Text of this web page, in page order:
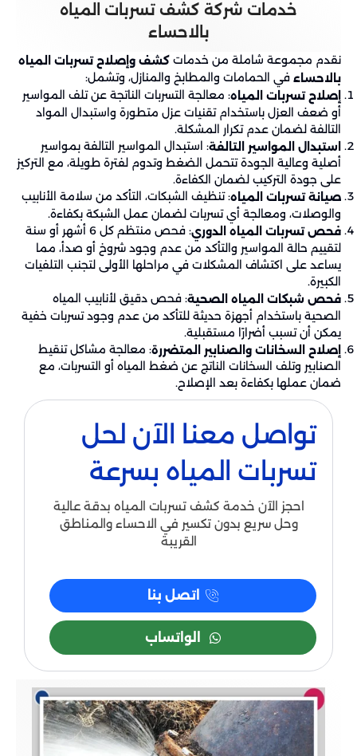
خدمات شركة كشف تسربات المياه
بالاحساء
نقدم مجموعة شاملة من خدمات كشف وإصلاح تسربات المياه
بالاحساء في الحمامات والمطابخ والمنازل، وتشمل:
إصلاح تسربات المياه: معالجة التسربات الناتجة عن تلف المواسير
أو ضعف العزل باستخدام تقنيات عزل متطورة واستبدال المواد
التالفة لضمان عدم تكرار المشكلة.
استبدال المواسير التالفة: استبدال المواسير التالفة بمواسير
أصلية وعالية الجودة تتحمل الضغط وتدوم لفترة طويلة، مع التركيز
على جودة التركيب لضمان الكفاءة.
صيانة تسربات المياه: تنظيف الشبكات، التأكد من سلامة الأنابيب
والوصلات، ومعالجة أي تسربات لضمان عمل الشبكة بكفاءة.
فحص تسربات المياه الدوري
: فحص منتظم كل 6 أشهر أو سنة
لتقييم حالة المواسير والتأكد من عدم وجود شروخ أو صدأ، مما
يساعد على اكتشاف المشكلات في مراحلها الأولى لتجنب التلفيات
الكبيرة.
فحص شبكات المياه الصحية: فحص دقيق لأنابيب المياه
الصحية باستخدام أجهزة حديثة للتأكد من عدم وجود تسربات خفية
يمكن أن تسبب أضرارًا مستقبلية.
إصلاح السخانات والصنابير المتضررة: معالجة مشاكل تنقيط
الصنابير وتلف السخانات الناتج عن ضغط المياه أو التسربات، مع
ضمان عملها بكفاءة بعد الإصلاح.
تواصل معنا الآن لحل
تسربات المياه بسرعة
احجز الآن خدمة كشف تسربات المياه بدقة عالية
وحل سريع بدون تكسير في الاحساء والمناطق
القريبة
اتصل بنا
الواتساب